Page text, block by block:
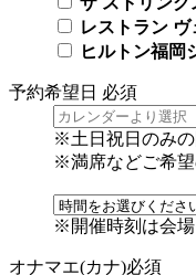
レストラン
ヒルトン福岡
予約希望日 必須
※土日祝日のみの
※満席などご希望
※開催時刻は会
オナマエ(カナ)必須